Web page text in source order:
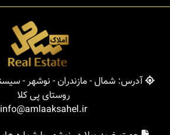
آدرس: شمال - مازندران - نوشهر -
روستای پی کلا
info@amlaaksahel.ir